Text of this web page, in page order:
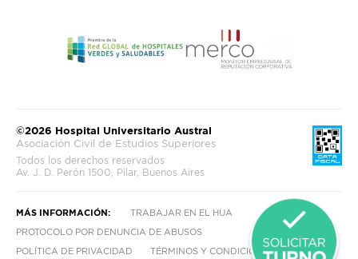
©2026 Hospital Universitario Austral
Asociación Civil de Estudios Superiores
Todos los derechos reservados
Av. J. D. Perón 1500, Pilar, Buenos Aires
MÁS INFORMACIÓN: TRABAJAR EN EL HUA
PROTOCOLO POR DENUNCIA DE ABUSOS
POLÍTICA DE PRIVACIDAD TÉRMINOS Y CONDICIONES